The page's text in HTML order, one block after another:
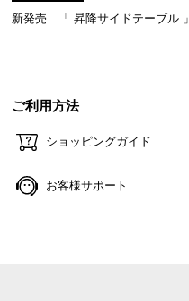
新発売 「 昇降サイドテーブル 」
ご利用方法
ショッピングガイド
お客様サポート